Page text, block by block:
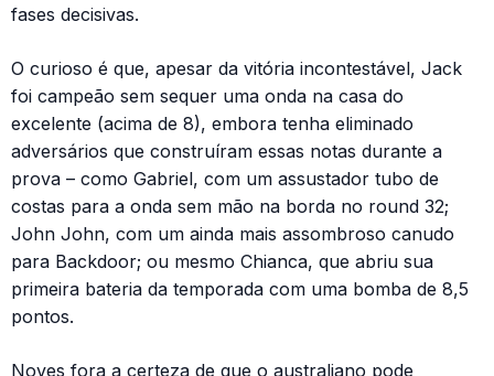
fases decisivas.
O curioso é que, apesar da vitória incontestável, Jack
foi campeão sem sequer uma onda na casa do
excelente (acima de 8), embora tenha eliminado
adversários que construíram essas notas durante a
prova – como Gabriel, com um assustador tubo de
costas para a onda sem mão na borda no round 32;
John John, com um ainda mais assombroso canudo
para Backdoor; ou mesmo Chianca, que abriu sua
primeira bateria da temporada com uma bomba de 8,5
pontos.
Noves fora a certeza de que o australiano pode